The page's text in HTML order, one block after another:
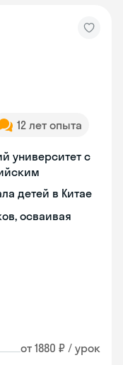
12 лет опыта
университет с
детей в Китае
осваивая
от 1880 ₽ / урок